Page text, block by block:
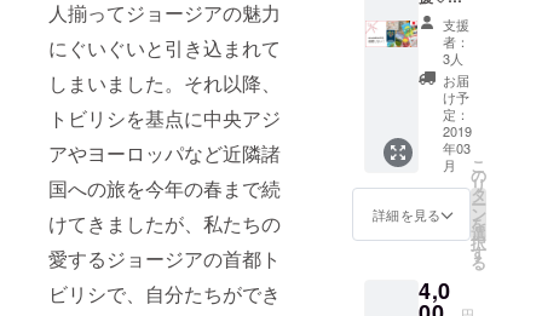
人揃ってジョージアの魅力
にぐいぐいと引き込まれて
しまいました。それ以降、
トビリシを基点に中央アジ
アやヨーロッパなど近隣諸
国への旅を今年の春まで続
けてきましたが、私たちの
愛するジョージアの首都ト
ビリシで、自分たちができ
ジアやヨー
ロッパなど
近隣諸国へ
の旅を今年
の春まで続
けました。
その後、私
たちの愛す
るトビリシ
の皆さまが
しま
す。 ②
これか
ら作成
するゲ
ストハ
ウスの
ウェブ
サイト
に、ご
支援者
させて
いただ
本より
感謝の
お手紙
コー
ス》 ①
お礼の
お手紙
nicoと
Tallyか
ら感謝
の気持
ちを込
めた直
紙を、
日本よ
支援
者：
3人
お届
け予
定：
2019
年03
月
詳細を見る
こ
の
リ
タ
ー
ン
を
選
択
す
る
4,0